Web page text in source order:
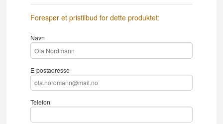
Forespør et pristilbud for dette produktet:
Navn
E-postadresse
Telefon